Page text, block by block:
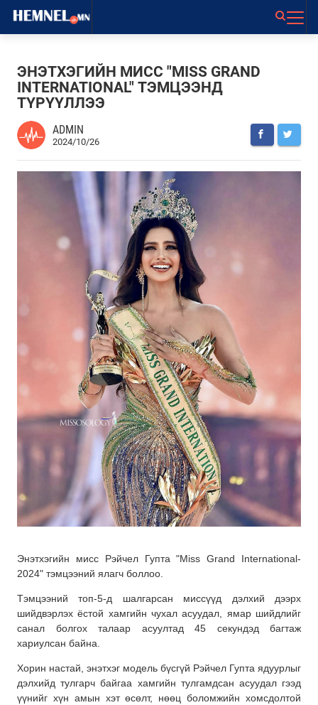
ЭНЭТХЭГИЙН МИСС "MISS GRAND
INTERNATIONAL" ТЭМЦЭЭНД
ТҮРҮҮЛЛЭЭ
ADMIN
2024/10/26
Энэтхэгийн мисс Рэйчел Гупта "Miss Grand International-
2024" тэмцээний ялагч боллоо.
Тэмцээний топ-5-д шалгарсан миссүүд дэлхий дээрх
шийдвэрлэх ёстой хамгийн чухал асуудал, ямар шийдлийг
санал болгох талаар асуултад 45 секундэд багтаж
хариулсан байна.
Хорин настай, энэтхэг модель бүсгүй Рэйчел Гупта ядуурлыг
дэлхийд тулгарч байгаа хамгийн тулгамдсан асуудал гээд
үүнийг хүн амын хэт өсөлт, нөөц боломжийн хомсдолтой